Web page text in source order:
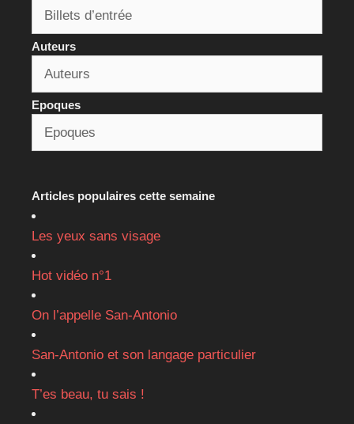
Auteurs
Epoques
Articles populaires cette semaine
Les yeux sans visage
Hot vidéo n°1
On l’appelle San-Antonio
San-Antonio et son langage particulier
T’es beau, tu sais !